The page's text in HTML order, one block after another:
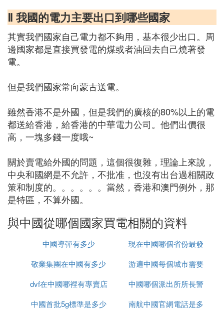
Ⅱ 我國的電力主要出口到哪些國家
其實我們國家自己電力都不夠用，基本很少出口。周
邊國家都是直接買發電的煤或者油回去自己燒著發
電。
但是我們國家常向蒙古送電。
雖然香港不是外國，但是我們的廣核的80%以上的電
都送給香港，給香港的中華電力公司。他們出價很
高，一塊多錢一度哦~
關於賣電給外國的問題，這個很復雜，理論上來說，
中央和國網是不允許，不批准，也沒有出台過相關政
策和制度的。。。。。。當然，香港和澳門例外，那
是特區，不算外國。
與中國從哪個國家買電相關的資料
中國導彈有多少
現在中國哪個省份最發
達
敬業集團在中國有多少
辦事處
游遍中國每個城市需要
多久
dvf在中國哪裡有專賣店
中國哪個派出所所長警
銜最高
中國首批5g標準是多少
南航中國官網電話是多